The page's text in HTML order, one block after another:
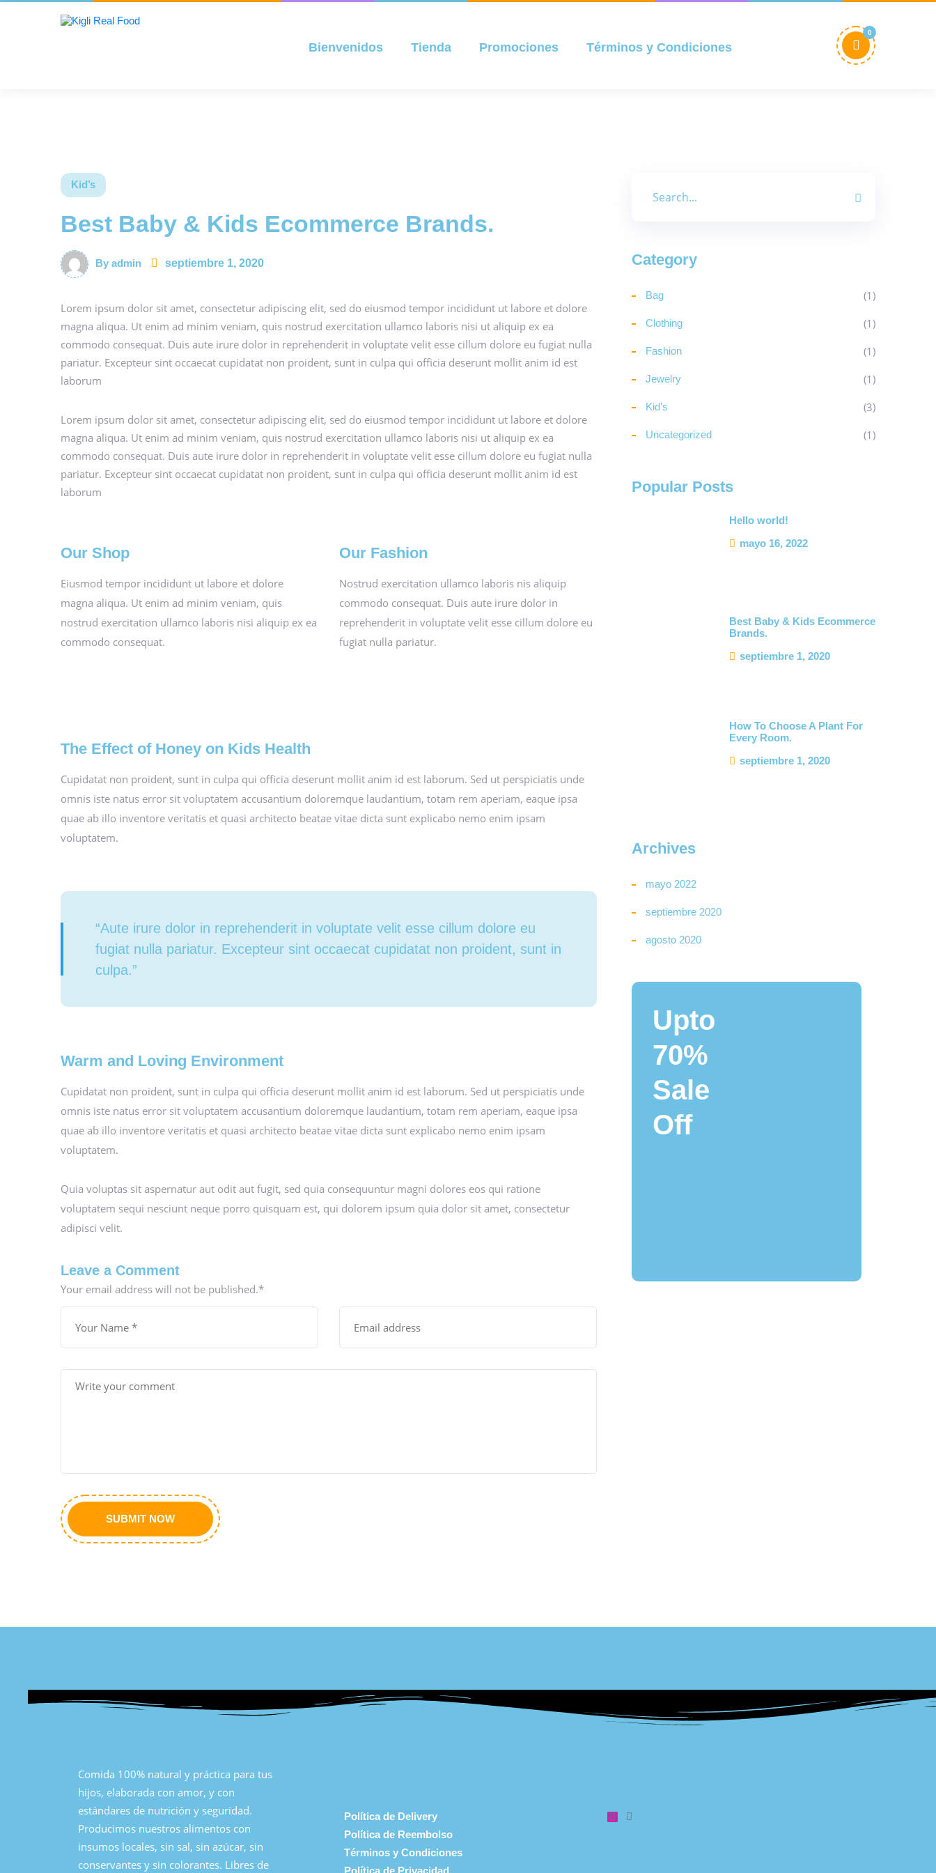
Bienvenidos Tienda Promociones Términos y Condiciones
0
Kid’s
Best Baby & Kids Ecommerce Brands.
By admin septiembre 1, 2020
Lorem ipsum dolor sit amet, consectetur adipiscing elit, sed do eiusmod tempor incididunt ut labore et dolore
magna aliqua. Ut enim ad minim veniam, quis nostrud exercitation ullamco laboris nisi ut aliquip ex ea
commodo consequat. Duis aute irure dolor in reprehenderit in voluptate velit esse cillum dolore eu fugiat nulla
pariatur. Excepteur sint occaecat cupidatat non proident, sunt in culpa qui officia deserunt mollit anim id est
laborum
Lorem ipsum dolor sit amet, consectetur adipiscing elit, sed do eiusmod tempor incididunt ut labore et dolore
magna aliqua. Ut enim ad minim veniam, quis nostrud exercitation ullamco laboris nisi ut aliquip ex ea
commodo consequat. Duis aute irure dolor in reprehenderit in voluptate velit esse cillum dolore eu fugiat nulla
pariatur. Excepteur sint occaecat cupidatat non proident, sunt in culpa qui officia deserunt mollit anim id est
laborum
Our Shop
Eiusmod tempor incididunt ut labore et dolore
magna aliqua. Ut enim ad minim veniam, quis
nostrud exercitation ullamco laboris nisi aliquip ex ea
commodo consequat.
Our Fashion
Nostrud exercitation ullamco laboris nis aliquip
commodo consequat. Duis aute irure dolor in
reprehenderit in voluptate velit esse cillum dolore eu
fugiat nulla pariatur.
The Effect of Honey on Kids Health
Cupidatat non proident, sunt in culpa qui officia deserunt mollit anim id est laborum. Sed ut perspiciatis unde
omnis iste natus error sit voluptatem accusantium doloremque laudantium, totam rem aperiam, eaque ipsa
quae ab illo inventore veritatis et quasi architecto beatae vitae dicta sunt explicabo nemo enim ipsam
voluptatem.
“Aute irure dolor in reprehenderit in voluptate velit esse cillum dolore eu
fugiat nulla pariatur. Excepteur sint occaecat cupidatat non proident, sunt in
culpa.”
Warm and Loving Environment
Cupidatat non proident, sunt in culpa qui officia deserunt mollit anim id est laborum. Sed ut perspiciatis unde
omnis iste natus error sit voluptatem accusantium doloremque laudantium, totam rem aperiam, eaque ipsa
quae ab illo inventore veritatis et quasi architecto beatae vitae dicta sunt explicabo nemo enim ipsam
voluptatem.
Quia voluptas sit aspernatur aut odit aut fugit, sed quia consequuntur magni dolores eos qui ratione
voluptatem sequi nesciunt neque porro quisquam est, qui dolorem ipsum quia dolor sit amet, consectetur
adipisci velit.
Leave a Comment
Your email address will not be published.*
SUBMIT NOW
Category
Bag (1)
Clothing (1)
Fashion (1)
Jewelry (1)
Kid’s (3)
Uncategorized (1)
Popular Posts
Hello world!
mayo 16, 2022
Best Baby & Kids Ecommerce
Brands.
septiembre 1, 2020
How To Choose A Plant For
Every Room.
septiembre 1, 2020
Archives
mayo 2022
septiembre 2020
agosto 2020
Upto
70%
Sale
Off
Comida 100% natural y práctica para tus
hijos, elaborada con amor, y con
estándares de nutrición y seguridad.
Producimos nuestros alimentos con
insumos locales, sin sal, sin azúcar, sin
conservantes y sin colorantes. Libres de
Política de Delivery
Política de Reembolso
Términos y Condiciones
Política de Privacidad